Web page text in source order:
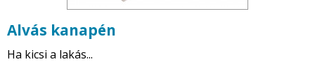
Alvás kanapén
Ha kicsi a lakás...